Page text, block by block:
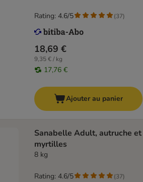
18,69 €
9,35 € / kg
17,76 €
Rating: 4.6/5 (37)
Ajouter au panier
Sanabelle Adult, autruche et
myrtilles
8 kg
Rating: 4.6/5 (37)